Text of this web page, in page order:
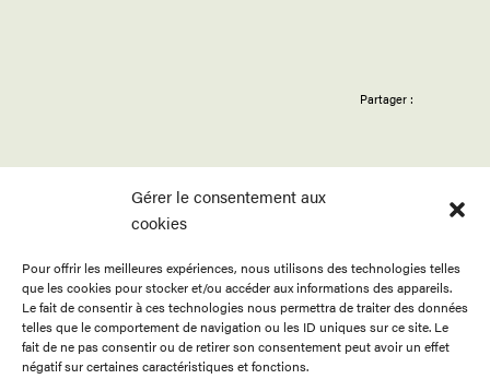
Gérer le consentement aux
cookies
Pour offrir les meilleures expériences, nous utilisons des technologies telles
que les cookies pour stocker et/ou accéder aux informations des appareils.
Le fait de consentir à ces technologies nous permettra de traiter des données
telles que le comportement de navigation ou les ID uniques sur ce site. Le
fait de ne pas consentir ou de retirer son consentement peut avoir un effet
négatif sur certaines caractéristiques et fonctions.
Partager :
ACCUEIL
PROGRAMMATION
RESSOURCES
APPELS
PUBLICATIONS
À PROPOS
BOUTIQUE
CONTACT
ENGLISH